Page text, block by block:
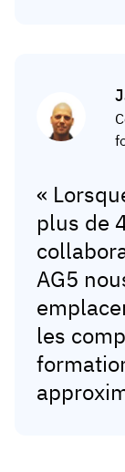
«
plus de
AG5
les